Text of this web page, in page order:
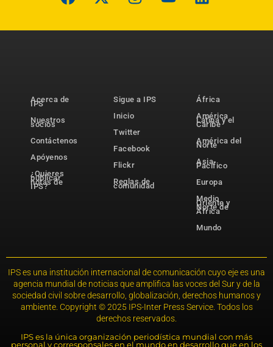
Acerca de
IPS
Nuestros
socios
Contáctenos
Apóyenos
¿Quieres
publicar
notas de
IPS?
Sigue a IPS
Inicio
Twitter
Facebook
Flickr
Reglas de
comunidad
África
América
Latina y el
Caribe
América del
Norte
Asia-
Pacífico
Europa
Medio
Oriente y
Norte de
África
Mundo
IPS es una institución internacional de comunicación cuyo eje es una
agencia mundial de noticias que amplifica las voces del Sur y de la
sociedad civil sobre desarrollo, globalización, derechos humanos y
ambiente. Copyright © 2025 IPS-Inter Press Service. Todos los
derechos reservados.
IPS es la única organización periodística mundial con más
personal y corresponsales en el mundo en desarrollo que en los